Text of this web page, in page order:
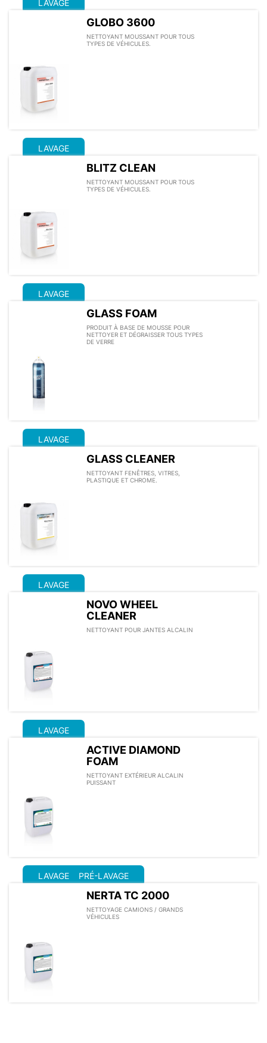
LAVAGE
GLOBO 3600
NETTOYANT MOUSSANT POUR TOUS
TYPES DE VÉHICULES.
LAVAGE
BLITZ CLEAN
NETTOYANT MOUSSANT POUR TOUS
TYPES DE VÉHICULES.
LAVAGE
GLASS FOAM
PRODUIT À BASE DE MOUSSE POUR
NETTOYER ET DÉGRAISSER TOUS TYPES
DE VERRE
LAVAGE
GLASS CLEANER
NETTOYANT FENÊTRES, VITRES,
PLASTIQUE ET CHROME.
LAVAGE
NOVO WHEEL
CLEANER
NETTOYANT POUR JANTES ALCALIN
LAVAGE
ACTIVE DIAMOND
FOAM
NETTOYANT EXTÉRIEUR ALCALIN
PUISSANT
LAVAGE PRÉ-LAVAGE
NERTA TC 2000
NETTOYAGE CAMIONS / GRANDS
VÉHICULES